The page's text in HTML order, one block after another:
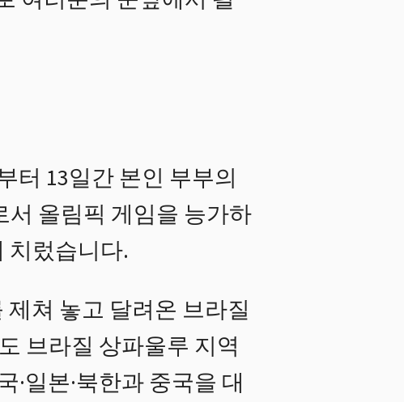
터 13일간 본인 부부의
올림픽 게임을 능가하
치렀습니다.
쳐 놓고 달려온 브라질
브라질 상파울루 지역
일본·북한과 중국을 대